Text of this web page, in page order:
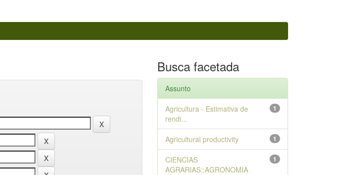
Busca facetada
Assunto
1
Agricultura - Estimativa de
rendi...
1
Agricultural productivity
1
CIENCIAS
AGRARIAS::AGRONOMIA